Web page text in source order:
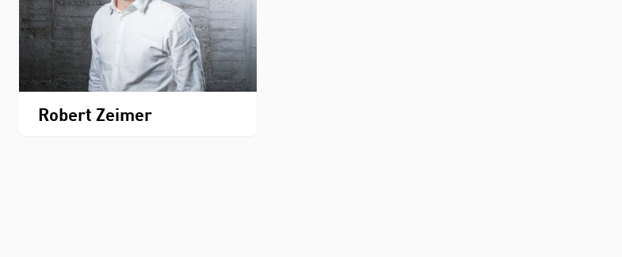
Robert Zeimer